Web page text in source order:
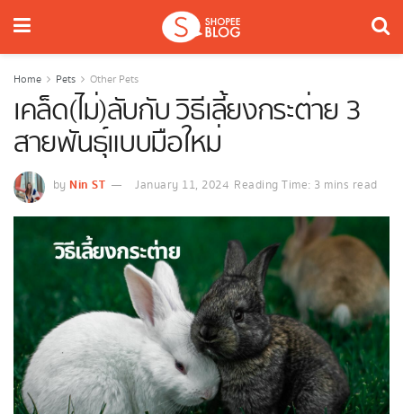
Home Pets Other Pets
เคล็ด(ไม่)ลับกับ วิธีเลี้ยงกระต่าย 3
สายพันธุ์แบบมือใหม่
by Nin ST January 11, 2024 Reading Time: 3 mins read